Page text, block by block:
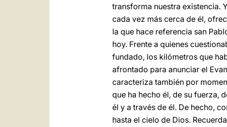
transforma nuestra existencia.
cada vez más cerca de él,
la que hace referencia san
hoy. Frente a quienes
fundado, los kilómetros que
afrontado para anunciar el
caracteriza también por
que ha hecho él, de su fuerza,
él y a través de él. De hecho,
hasta el cielo de Dios.